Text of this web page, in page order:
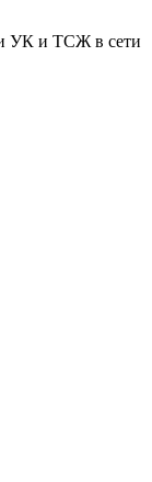
УК и ТСЖ в сети